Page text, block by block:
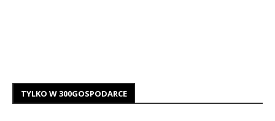
TYLKO W 300GOSPODARCE